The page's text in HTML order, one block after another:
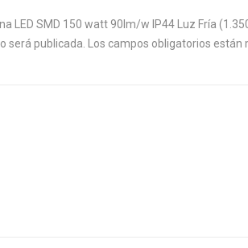
LED SMD 150 watt 90lm/w IP44 Luz Fría
será publicada.
Los campos obligatorios están